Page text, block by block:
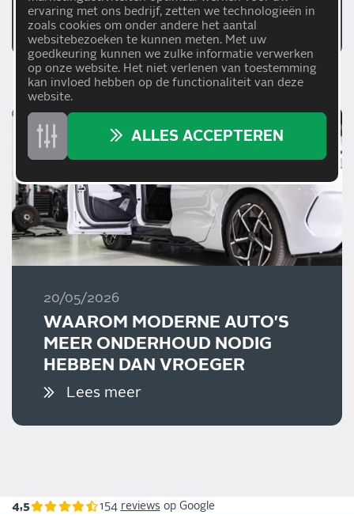
BELANGRIJK IS
Lees meer
20/05/2026
WAAROM MODERNE AUTO'S
MEER ONDERHOUD NODIG
HEBBEN DAN VROEGER
Lees meer
4,5 154 reviews op Google
ervaring met ons bedrijf, zetten we technologieën in
zoals cookies om onder andere het aantal
websitebezoeken te kunnen meten. Met uw
goedkeuring kunnen we zulke informatie verwerken
op onze website. Het niet verlenen van toestemming
kan invloed hebben op de functionaliteit van deze
website.
ALLES ACCEPTEREN